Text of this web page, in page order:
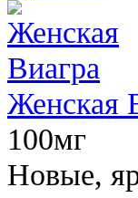
Женская
100мг
Новые,